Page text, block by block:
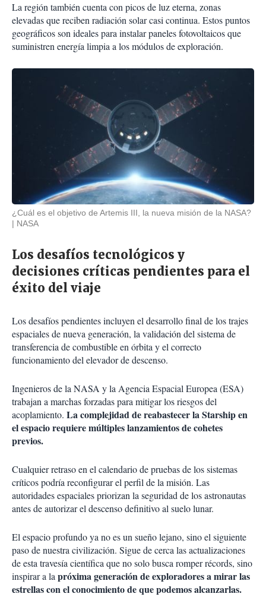
La región también cuenta con picos de luz eterna, zonas
elevadas que reciben radiación solar casi continua. Estos puntos
geográficos son ideales para instalar paneles fotovoltaicos que
suministren energía limpia a los módulos de exploración.
¿Cuál es el objetivo de Artemis III, la nueva misión de la NASA?
NASA
Los desafíos tecnológicos y
decisiones críticas pendientes para el
éxito del viaje
Los desafíos pendientes incluyen el desarrollo final de los trajes
espaciales de nueva generación, la validación del sistema de
transferencia de combustible en órbita y el correcto
funcionamiento del elevador de descenso.
Ingenieros de la NASA y la Agencia Espacial Europea (ESA)
trabajan a marchas forzadas para mitigar los riesgos del
acoplamiento. La complejidad de reabastecer la Starship en
el espacio requiere múltiples lanzamientos de cohetes
previos.
Cualquier retraso en el calendario de pruebas de los sistemas
críticos podría reconfigurar el perfil de la misión. Las
autoridades espaciales priorizan la seguridad de los astronautas
antes de autorizar el descenso definitivo al suelo lunar.
El espacio profundo ya no es un sueño lejano, sino el siguiente
paso de nuestra civilización. Sigue de cerca las actualizaciones
de esta travesía científica que no solo busca romper récords, sino
inspirar a lapróxima generación de exploradores a mirar las
estrellas con el conocimiento de que podemos alcanzarlas.